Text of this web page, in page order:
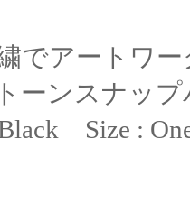
でアートワ
ーンスナッ
Size :